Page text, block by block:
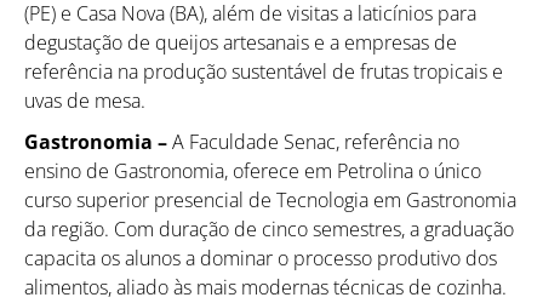
(PE) e Casa Nova (BA), além de visitas a laticínios para
degustação de queijos artesanais e a empresas de
referência na produção sustentável de frutas tropicais e
uvas de mesa.
Gastronomia –A Faculdade Senac, referência no
ensino de Gastronomia, oferece em Petrolina o único
curso superior presencial de Tecnologia em Gastronomia
da região. Com duração de cinco semestres, a graduação
capacita os alunos a dominar o processo produtivo dos
alimentos, aliado às mais modernas técnicas de cozinha.